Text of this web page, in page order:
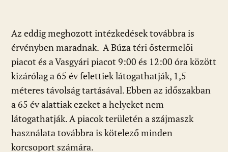
Az eddig meghozott intézkedések továbbra is
érvényben maradnak. A Búza téri őstermelői
piacot és a Vasgyári piacot 9:00 és 12:00 óra között
kizárólag a 65 év felettiek látogathatják, 1,5
méteres távolság tartásával. Ebben az időszakban
a 65 év alattiak ezeket a helyeket nem
látogathatják. A piacok területén a szájmaszk
használata továbbra is kötelező minden
korcsoport számára.